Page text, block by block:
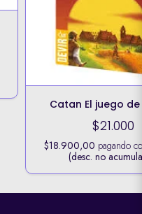
Catan El juego
$21.000
$18.900,00 pagando
(desc. no